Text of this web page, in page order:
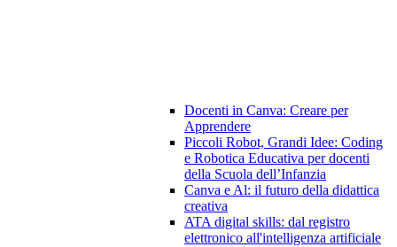
Docenti in Canva: Creare per
Apprendere
Piccoli Robot, Grandi Idee: Coding
e Robotica Educativa per docenti
della Scuola dell’Infanzia
Canva e Al: il futuro della didattica
creativa
ATA digital skills: dal registro
elettronico all'intelligenza artificiale